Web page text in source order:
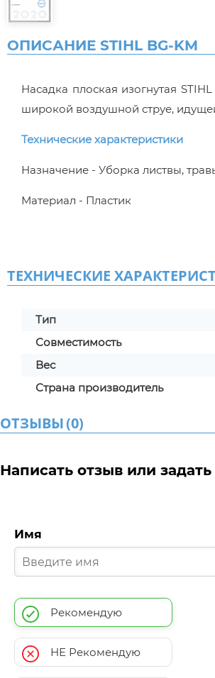
ОПИСАНИЕ STIHL BG-KM
Насадка плоская изогнутая
широкой воздушной струе,
Технические характеристики
Назначение - Уборка листвы,
Материал - Пластик
ТЕХНИЧЕСКИЕ
Тип
Совместимость
Вес
Страна производитель
ОТЗЫВЫ(0)
Написать отзыв или
Имя
Рекомендую
НЕ Рекомендую